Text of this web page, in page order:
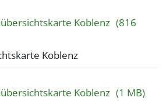
Koblenz (816
Koblenz
Koblenz (1 MB)